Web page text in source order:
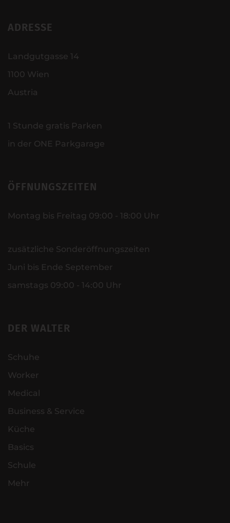
ADRESSE
Landgutgasse 14
1100 Wien
Austria
1 Stunde gratis Parken
in der ONE Parkgarage
ÖFFNUNGSZEITEN
Montag bis Freitag 09:00 - 18:00 Uhr
zusätzliche Sonderöffnungszeiten
Juni bis Ende September
samstags 09:00 - 14:00 Uhr
DER WALTER
Schuhe
Worker
Medical
Business & Service
Küche
Basics
Schule
Mehr